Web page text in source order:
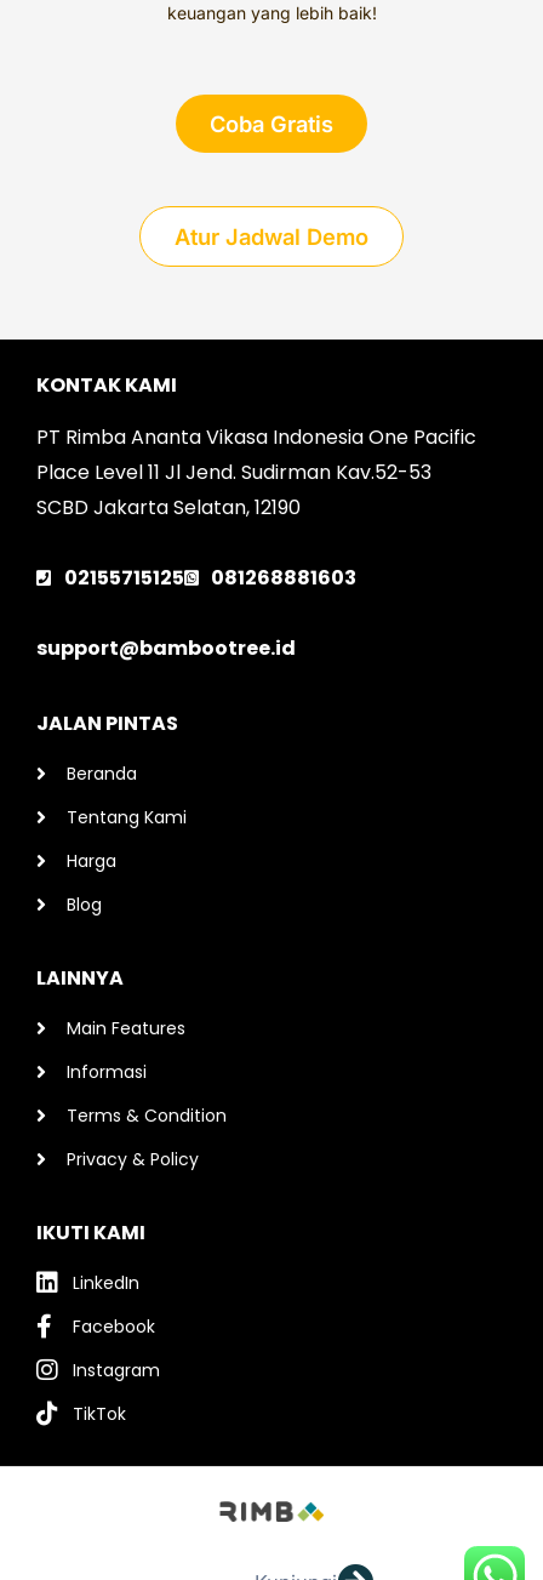
keuangan yang lebih baik!
Coba Gratis
Atur Jadwal Demo
KONTAK KAMI
PT Rimba Ananta Vikasa Indonesia One Pacific
Place Level 11 Jl Jend. Sudirman Kav.52-53
SCBD Jakarta Selatan, 12190
02155715125 081268881603
support@bambootree.id
JALAN PINTAS
Beranda
Tentang Kami
Harga
Blog
LAINNYA
Main Features
Informasi
Terms & Condition
Privacy & Policy
IKUTI KAMI
LinkedIn
Facebook
Instagram
TikTok